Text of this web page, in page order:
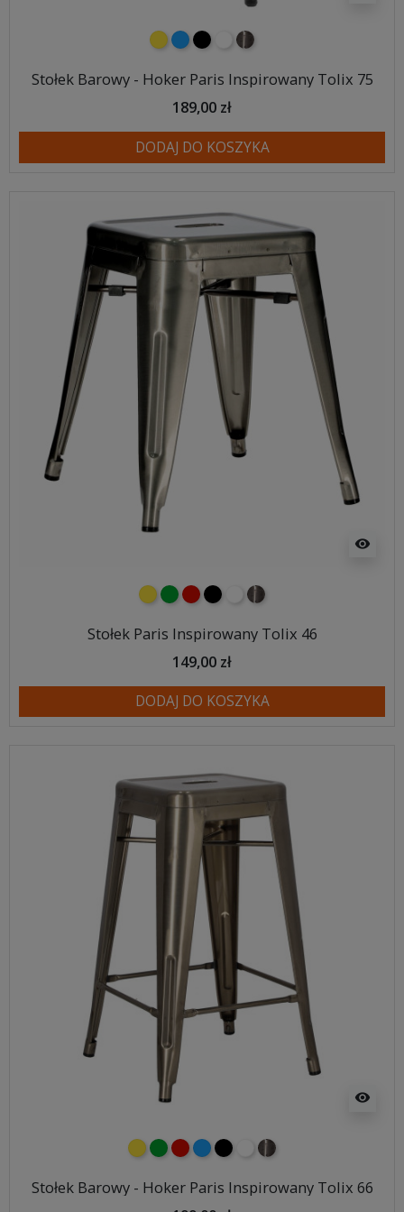
żółtyniebieski
czarnybiałymetalowy
Stołek Barowy - Hoker Paris Inspirowany Tolix 75
189,00 zł
DODAJ DO KOSZYKA
visibility
żółtyzielonyczerwony
czarnybiałymetalowy
Stołek Paris Inspirowany Tolix 46
149,00 zł
DODAJ DO KOSZYKA
visibility
żółtyzielonyczerwony
niebieski
czarnybiałymetalowy
Stołek Barowy - Hoker Paris Inspirowany Tolix 66